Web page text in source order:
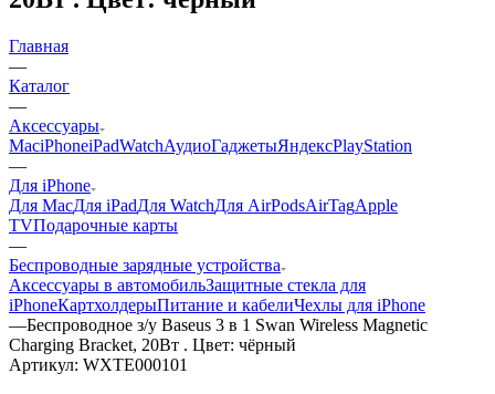
Главная
—
Каталог
—
Аксессуары
MaciPhoneiPadWatchАудиоГаджетыЯндексPlayStation
—
Для iPhone
Для MacДля iPadДля WatchДля AirPodsAirTagApple
TVПодарочные карты
—
Беспроводные зарядные устройства
Аксессуары в автомобильЗащитные стекла для
iPhoneКартхолдерыПитание и кабелиЧехлы для iPhone
—Беспроводное з/у Baseus 3 в 1 Swan Wireless Magnetic
Charging Bracket, 20Вт . Цвет: чёрный
Артикул: WXTE000101